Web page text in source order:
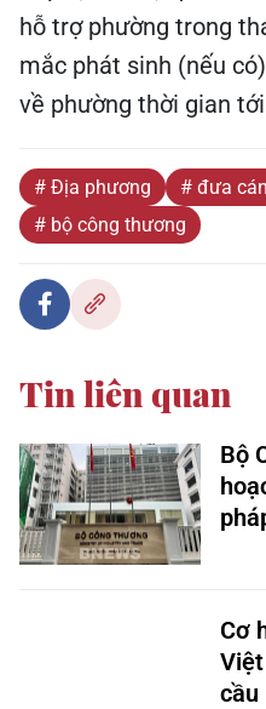
hỗ trợ phường trong
mắc phát sinh (nếu
về phường thời gian
# Địa phương
# đưa
# bộ công thương
Tin liên quan
Bộ
Cơ
cầu